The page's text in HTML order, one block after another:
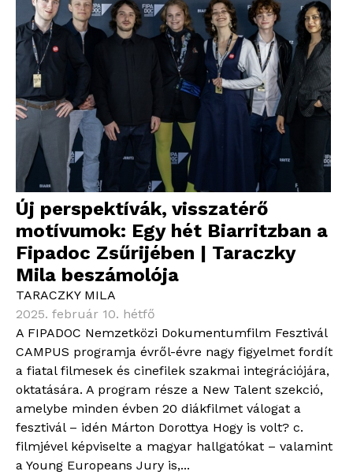
Új perspektívák, visszatérő
motívumok: Egy hét Biarritzban a
Fipadoc Zsűrijében | Taraczky
Mila beszámolója
TARACZKY MILA
2025. február 10. hétfő
A FIPADOC Nemzetközi Dokumentumfilm Fesztivál
CAMPUS programja évről-évre nagy figyelmet fordít
a fiatal filmesek és cinefilek szakmai integrációjára,
oktatására. A program része a New Talent szekció,
amelybe minden évben 20 diákfilmet válogat a
fesztivál – idén Márton Dorottya Hogy is volt? c.
filmjével képviselte a magyar hallgatókat – valamint
a Young Europeans Jury is,...